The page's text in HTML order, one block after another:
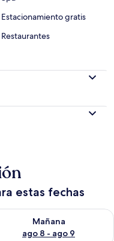
Estacionamiento gratis
Restaurantes
estas fechas
7 - ago 8
Mañana
ago 8 - ago 9
la disponibilidad